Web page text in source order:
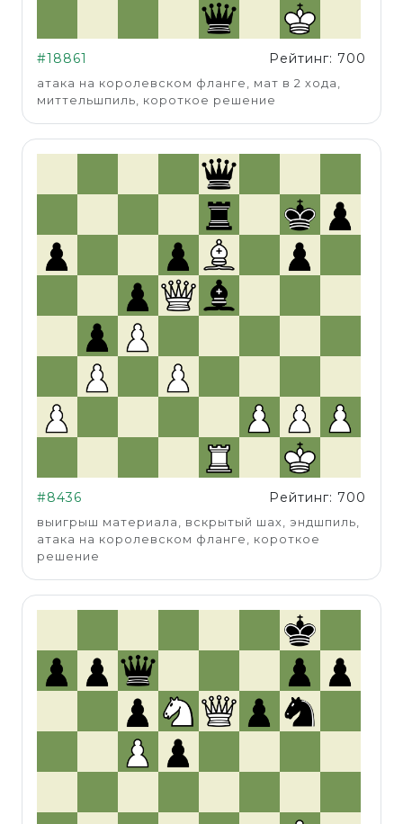
#18861 Рейтинг: 700
атака на королевском фланге, мат в 2 хода,
миттельшпиль, короткое решение
#8436 Рейтинг: 700
выигрыш материала, вскрытый шах, эндшпиль,
атака на королевском фланге, короткое
решение